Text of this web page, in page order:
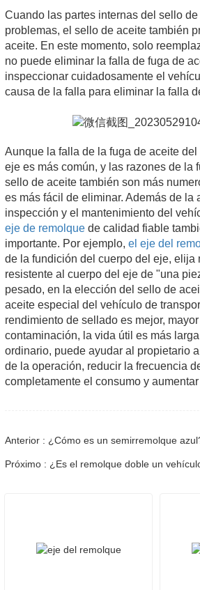
Cuando las partes internas del sello
problemas, el sello de aceite también
aceite. En este momento, solo
no puede eliminar la falla de fuga de
inspeccionar cuidadosamente el
causa de la falla para eliminar la falla
Aunque la falla de la fuga de aceite del
eje es más común, y las razones de la
sello de aceite también son más
es más fácil de eliminar. Además de la
inspección y el mantenimiento del
eje de remolque de calidad fiable
importante. Por ejemplo, el eje del
de la fundición del cuerpo del eje, elija
resistente al cuerpo del eje de "una
pesado, en la elección del sello de
aceite especial del vehículo de
rendimiento de sellado es mejor,
contaminación, la vida útil es más
ordinario, puede ayudar al propietario
de la operación, reducir la frecuencia
completamente el consumo y
Anterior : ¿Cómo es un semirremolque
Próximo : ¿Es el remolque doble un